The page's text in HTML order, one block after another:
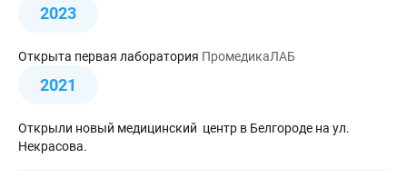
2023
Открыта первая лаборатория ПромедикаЛАБ
2021
Открыли новый медицинский центр в Белгороде на ул.
Некрасова.